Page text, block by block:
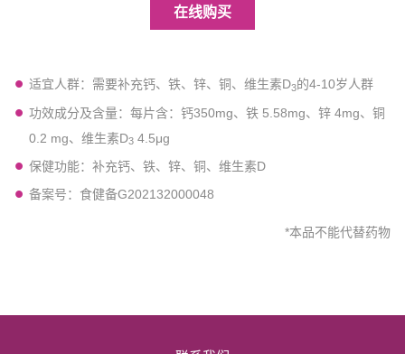
在线购买
适宜人群：需要补充钙、铁、锌、铜、维生素D3的4-10岁人群
功效成分及含量：每片含：钙350mg、铁 5.58mg、锌 4mg、铜
0.2 mg、维生素D3 4.5μg
保健功能：补充钙、铁、锌、铜、维生素D
备案号：食健备G202132000048
*本品不能代替药物